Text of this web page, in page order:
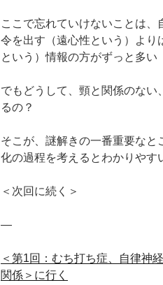
ここで忘れていけないことは
令を出す（遠心性という）より
という）情報の方がずっと多い
でもどうして、頸と関係のない
るの？
そこが、謎解きの一番重要な
化の過程を考えるとわかりやす
＜次回に続く＞
—
＜第1回：むち打ち症、自律神
関係＞に行く